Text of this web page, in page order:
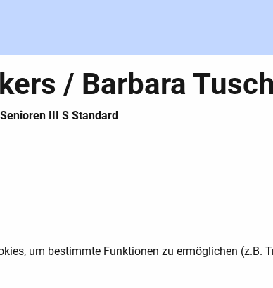
/ Barbara
Senioren III S Standard
um bestimmte Funktionen zu ermöglichen